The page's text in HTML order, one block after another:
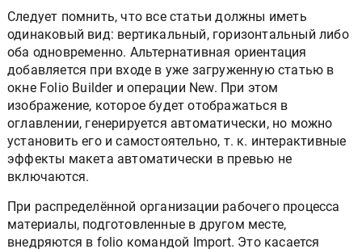
Следует помнить, что все статьи должны иметь
одинаковый вид: вертикальный, горизонтальный либо
оба одновременно. Альтернативная ориентация
добавляется при входе в уже загруженную статью в
окне Folio Builder и операции New. При этом
изображение, которое будет отображаться в
оглавлении, генерируется автоматически, но можно
установить его и самостоятельно, т. к. интерактивные
эффекты макета автоматически в превью не
включаются.
При распределённой организации рабочего процесса
материалы, подготовленные в другом месте,
внедряются в folio командой Import. Это касается